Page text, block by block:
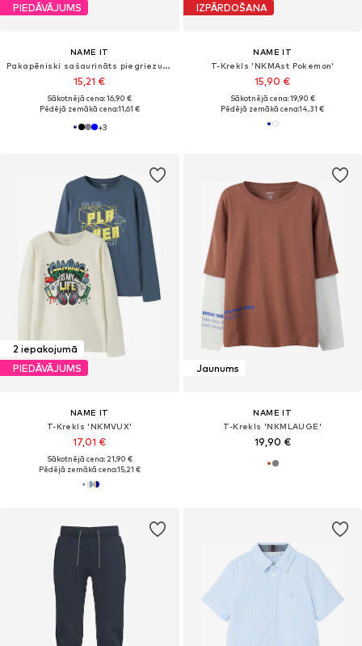
PIEDĀVĀJUMS
NAME IT
Pakapēniski sašaurināts piegriezums Bikses
15,21 €
Sākotnējā cena: 16,90 €
Pēdējā zemākā cena:11,61 €
+3
IZPĀRDOŠANA
NAME IT
T-Krekls 'NKMAst Pokemon'
15,90 €
Sākotnējā cena: 19,90 €
Pēdējā zemākā cena:14,31 €
2 iepakojumā
PIEDĀVĀJUMS
NAME IT
T-Krekls 'NKMVUX'
17,01 €
Sākotnējā cena: 21,90 €
Pēdējā zemākā cena:15,21 €
Jaunums
NAME IT
T-Krekls 'NKMLAUGE'
19,90 €